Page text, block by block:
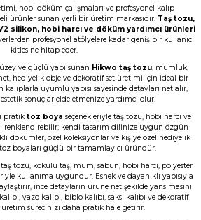
elde
harika
hobi döküm çalışmaları ve profesyonel kalıp
ürünler sunan yerli bir üretim markasıdır. Taş tozu,
silikon, hobi harcı ve döküm yardımcı ürünleri
profesyonel atölyelere kadar geniş bir kullanıcı
kitlesine hitap eder.
ve güçlü yapı sunan Hikwo taş tozu, mumluk,
hediyelik obje ve dekoratif set üretimi için ideal bir
uyumlu yapısı sayesinde detayları net alır,
sonuçlar elde etmenize yardımcı olur.
pratik toz boya seçenekleriyle taş tozu, hobi harcı ve
kendi tasarım dilinize uygun özgün
dökümler, özel koleksiyonlar ve kişiye özel hediyelik
boyaları güçlü bir tamamlayıcı üründür.
taş tozu, kokulu taş, mum, sabun, hobi harcı, polyester
kullanıma uygundur. Esnek ve dayanıklı yapısıyla
ince detayların ürüne net şekilde yansımasını
vazo kalıbı, biblo kalıbı, saksı kalıbı ve dekoratif
üretim sürecinizi daha pratik hale getirir.